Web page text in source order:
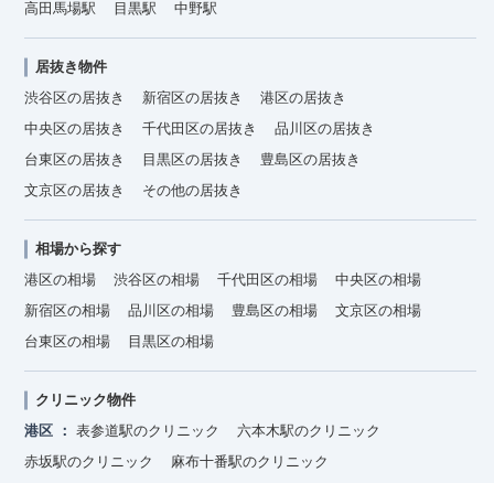
高田馬場駅
目黒駅 中野駅
居抜き物件
渋谷区の居抜き
新宿区の居抜き
港区の居抜き
中央区の居抜き
千代田区の居抜き
品川区の居抜き
台東区の居抜き
目黒区の居抜き
豊島区の居抜き
文京区の居抜き
その他の居抜き
相場から探す
港区の相場
渋谷区の相場 千代田区の相場
中央区の相場
新宿区の相場
品川区の相場 豊島区の相場
文京区の相場
台東区の相場
目黒区の相場
クリニック物件
港区
表参道駅のクリニック
六本木駅のクリニック
赤坂駅のクリニック
麻布十番駅のクリニック